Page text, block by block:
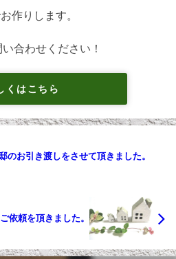
作りします。
合わせください！
くはこちら
のお引き渡しをさせて頂きました。
依頼を頂きました。